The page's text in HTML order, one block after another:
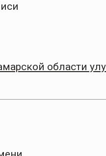
области